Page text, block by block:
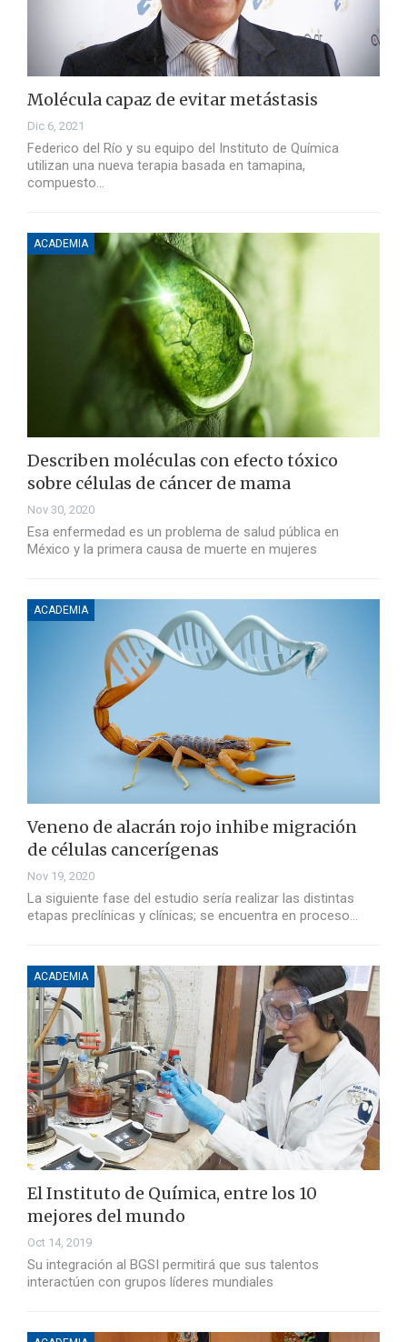
Molécula capaz de evitar metástasis
Dic 6, 2021
Federico del Río y su equipo del Instituto de Química
utilizan una nueva terapia basada en tamapina,
compuesto…
ACADEMIA
Describen moléculas con efecto tóxico
sobre células de cáncer de mama
Nov 30, 2020
Esa enfermedad es un problema de salud pública en
México y la primera causa de muerte en mujeres
ACADEMIA
Veneno de alacrán rojo inhibe migración
de células cancerígenas
Nov 19, 2020
La siguiente fase del estudio sería realizar las distintas
etapas preclínicas y clínicas; se encuentra en proceso…
ACADEMIA
El Instituto de Química, entre los 10
mejores del mundo
Oct 14, 2019
Su integración al BGSI permitirá que sus talentos
interactúen con grupos líderes mundiales